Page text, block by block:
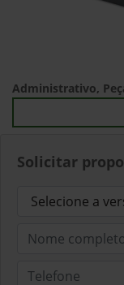
Solicitar
Administrativo,